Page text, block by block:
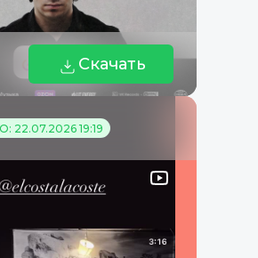
Скачать
22.07.2026 19:19